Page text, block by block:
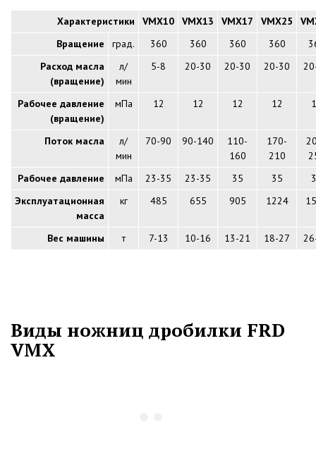
Характеристики VMX10 VMX13 VMX17 VMX25
Вращение
град. 360 360 360 360
Расход масла
(вращение)
л/
мин
5-8 20-30 20-30 20-30
Рабочее давление
(вращение)
мПа 12 12 12 12
Поток масла
л/
мин
70-90 90-140
110-
160
170-
210
Рабочее давление
мПа 23-35 23-35 35 35
Эксплуатационная
масса
кг 485 655 905 1224
Вес машины т 7-13 10-16 13-21 18-27
Виды ножниц дробилки FRD
VMX